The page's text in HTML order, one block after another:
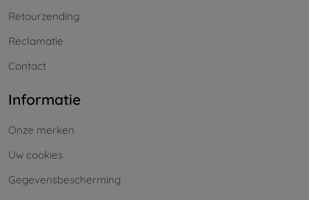
Retourzending
Reclamatie
Contact
Informatie
Onze merken
Uw cookies
Gegevensbescherming